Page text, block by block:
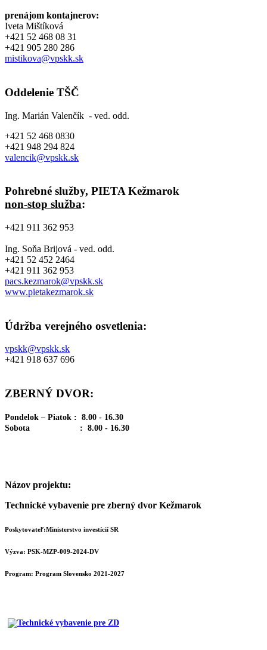
prenájom kontajnerov:
Iveta Mištíková
+421 52 468 08 31
+421 905 280 286
mistikova@vpskk.sk
Oddelenie TŠČ
Ing. Marián Valenčík - ved. odd.
+421 52 468 0830
+421 948 294 824
valencik@vpskk.sk
Pohrebné služby, PIETA Kežmarok
non-stop služba:
+421 911 362 953
Ing. Soňa Brijová - ved. odd.
+421 52 452 2464
+421 911 362 953
pacs.kezmarok@vpskk.sk
www.pietakezmarok.sk
Údržba verejného osvetlenia:
vpskk@vpskk.sk
+421 918 637 696
ZBERNÝ DVOR:
Pondelok – Piatok : 8.00 - 16.30
Sobota : 8.00 - 16.30
Názov projektu:
Technické vybavenie pre zberný dvor Kežmarok
Poskytovateľ:Ministerstvo investícií SR
Výzva: PSK-MZP-009-2024-DV
Program: Program Slovensko 2021-2027